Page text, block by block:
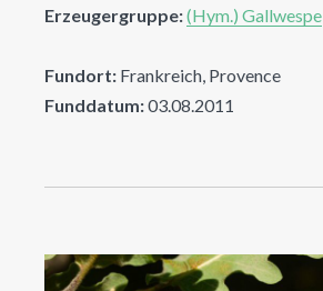
Erzeugergruppe:(Hym.) Gallwespe
Fundort: Frankreich, Provence
Funddatum:03.08.2011